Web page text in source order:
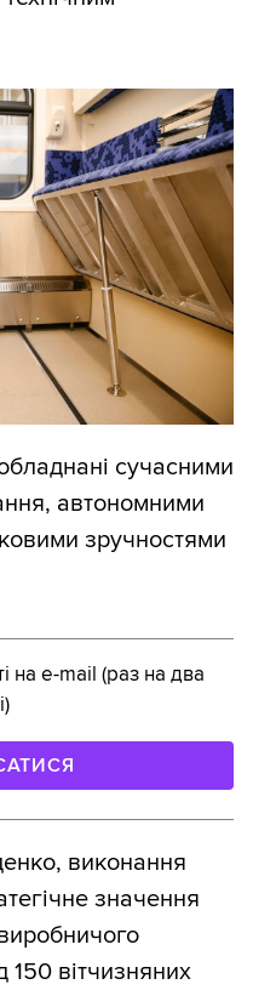
сучасними
автономними
зручностями
на e-mail (раз на два
виконання
значення
вітчизняних